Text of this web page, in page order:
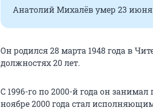
Анатолий Михалёв умер 23
Он родился 28 марта 1948 года в
должностях 20 лет.
С 1996-го по 2000-й года он
ноябре 2000 года стал